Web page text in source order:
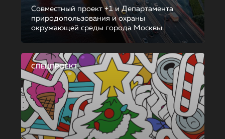
Совместный проект +1 и Департамента
природопользования и охраны
окружающей среды города Москвы
СПЕЦПРОЕКТ